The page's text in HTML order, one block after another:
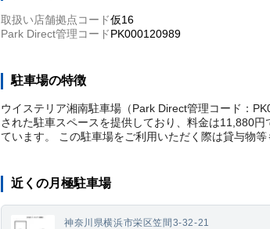
取扱い店舗拠点コード仮16
Park Direct管理コードPK000120989
駐車場の特徴
ウイステリア湘南駐車場（Park Direct管理コード：
された駐車スペースを提供しており、料金は11,880
ています。 この駐車場をご利用いただく際は貸与物
近くの月極駐車場
神奈川県横浜市栄区笠間3-32-21